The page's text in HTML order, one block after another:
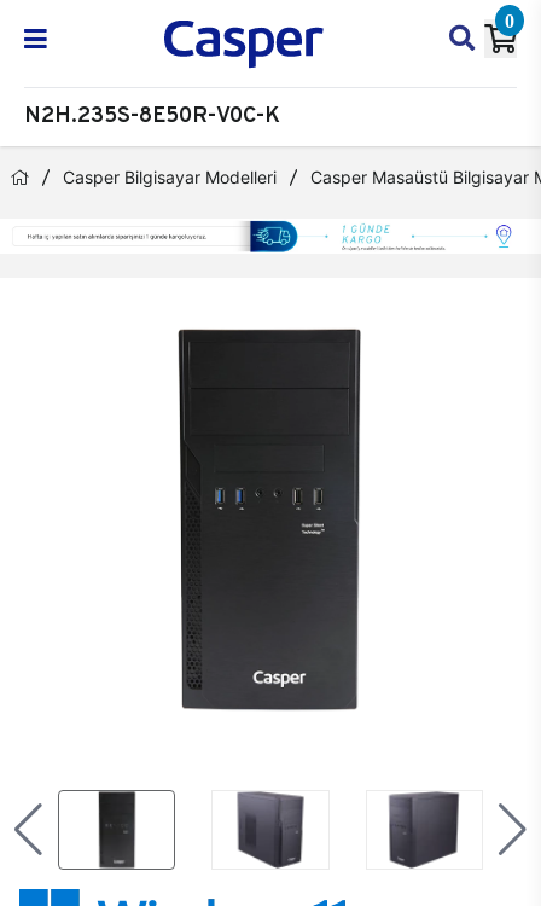
0
N2H.235S-8E50R-V0C-K
Casper Bilgisayar Modelleri Casper Masaüstü Bilgisayar